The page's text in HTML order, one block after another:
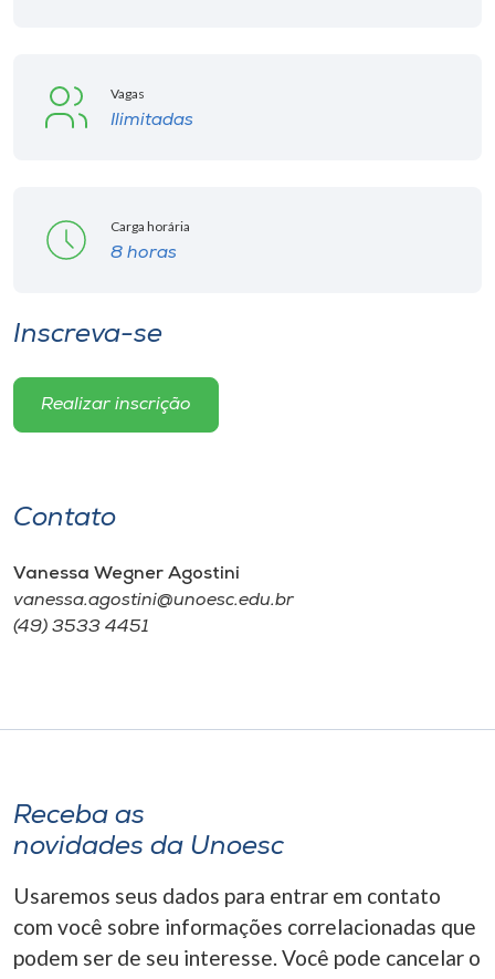
Vagas
Ilimitadas
Carga horária
8 horas
Inscreva-se
Realizar inscrição
Contato
Vanessa Wegner Agostini
​vanessa.agostini@unoesc.edu.br
(49) 3533 4451
Receba as
novidades da Unoesc
Usaremos seus dados para entrar em contato
com você sobre informações correlacionadas que
podem ser de seu interesse. Você pode cancelar o